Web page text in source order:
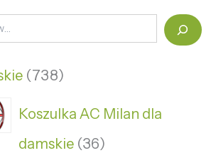
738
Koszulka AC Milan dla
damskie 36